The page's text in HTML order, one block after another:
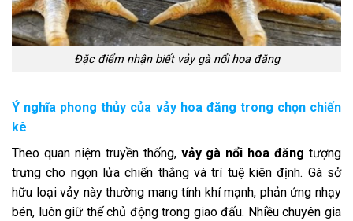
Đặc điểm nhận biết vảy gà nổi hoa đăng
Ý nghĩa phong thủy của vảy hoa đăng trong chọn chiến
kê
Theo quan niệm truyền thống, vảy gà nổi hoa đăng tượng
trưng cho ngọn lửa chiến thắng và trí tuệ kiên định. Gà sở
hữu loại vảy này thường mang tính khí mạnh, phản ứng nhạy
bén, luôn giữ thế chủ động trong giao đấu. Nhiều chuyên gia